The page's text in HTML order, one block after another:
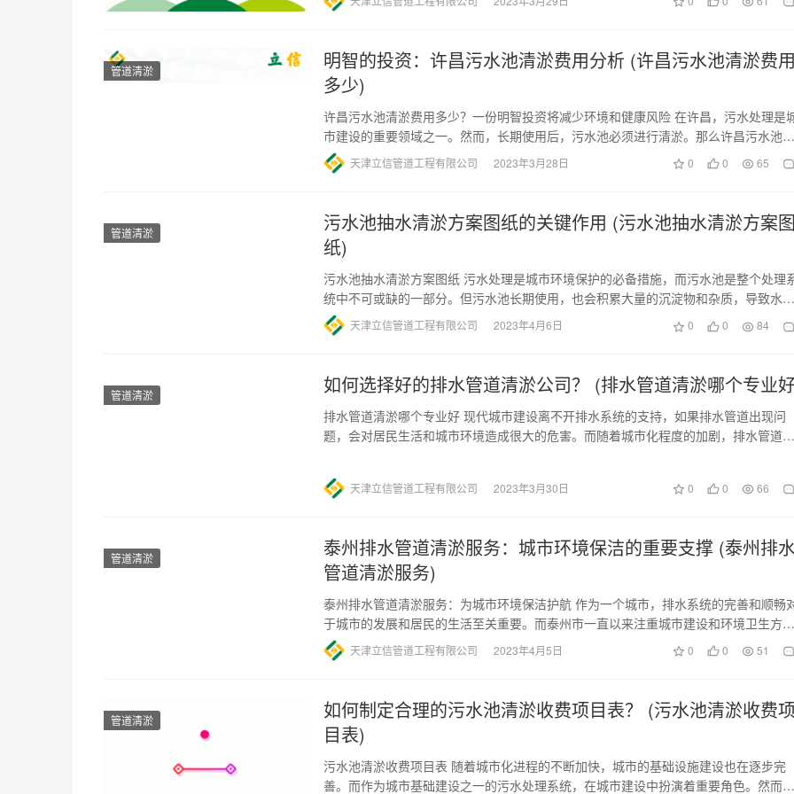
管道清淤
明智的投资：许昌污水池清淤费用分析 (许昌污水池清淤费用
多少)
许昌污水池清淤费用多少？一份明智投资将减少环境和健康风险 在许昌，污水处理是
市建设的重要领域之一。然而，长期使用后，污水池必须进行清淤。那么许昌污水池清
淤费用究竟是多少？本文将探…
天津立信管道工程有限公司 2023年3月28日 0 0 65
管道清淤
污水池抽水清淤方案图纸的关键作用 (污水池抽水清淤方案图
纸)
污水池抽水清淤方案图纸 污水处理是城市环境保护的必备措施，而污水池是整个处理
统中不可或缺的一部分。但污水池长期使用，也会积累大量的沉淀物和杂质，导致水质
下降和排放出的污水超标。为…
天津立信管道工程有限公司 2023年4月6日 0 0 84
管道清淤 如何选择好的排水管道清淤公司？ (排水管道清淤哪个专业
排水管道清淤哪个专业好 现代城市建设离不开排水系统的支持，如果排水管道出现问
题，会对居民生活和城市环境造成很大的危害。而随着城市化程度的加剧，排水管道清
天津立信管道工程有限公司 2023年3月30日 0 0 66
管道清淤
泰州排水管道清淤服务：城市环境保洁的重要支撑 (泰州排
管道清淤服务)
泰州排水管道清淤服务：为城市环境保洁护航 作为一个城市，排水系统的完善和顺畅
于城市的发展和居民的生活至关重要。而泰州市一直以来注重城市建设和环境卫生方面
的工作，在排水管道清淤服务…
天津立信管道工程有限公司 2023年4月5日 0 0 51
管道清淤
如何制定合理的污水池清淤收费项目表？ (污水池清淤收费
目表)
污水池清淤收费项目表 随着城市化进程的不断加快，城市的基础设施建设也在逐步完
善。而作为城市基础建设之一的污水处理系统，在城市建设中扮演着重要角色。然而，